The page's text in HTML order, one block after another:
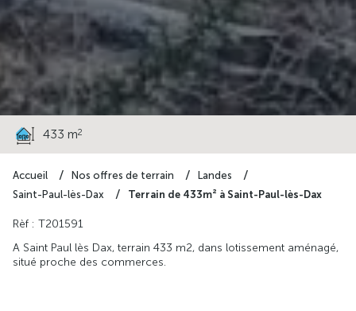
Accueil Nos offres de terrain
Landes
Saint-Paul-lès-Dax
Terrain de 433m² à Saint-Paul-lès-Dax
105 000 €
433 m2
Rèf : T201591
A Saint Paul lès Dax, terrain 433 m2, dans lotissement aménagé,
situé proche des commerces.